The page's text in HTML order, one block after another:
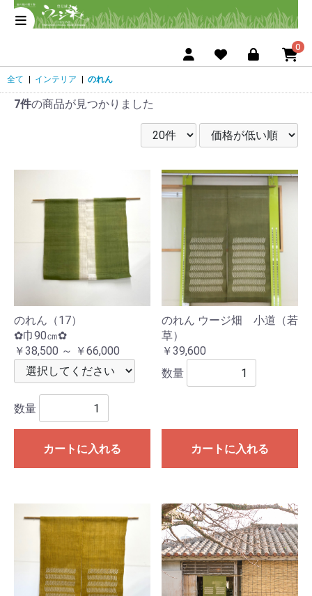
0
全て インテリア のれん
7件の商品が見つかりました
のれん（17）
✿巾90㎝✿
￥38,500 ～ ￥66,000
数量
カートに入れる
のれん ウージ畑 小道（若
草）
￥39,600
数量
カートに入れる